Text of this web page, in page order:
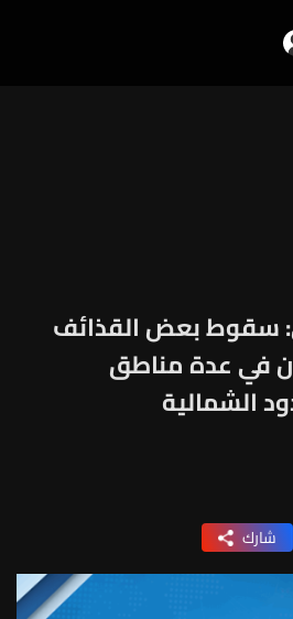
سقوط بعض القذائف
في عدة مناطق
الشمالية
شارك